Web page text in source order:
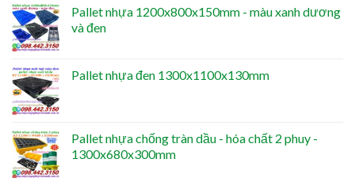
Pallet nhựa 1200x800x150mm - màu xanh dương
và đen
Pallet nhựa đen 1300x1100x130mm
Pallet nhựa chống tràn dầu - hóa chất 2 phuy -
1300x680x300mm